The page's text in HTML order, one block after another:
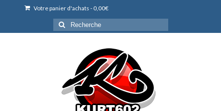
Votre panier d'achats - 0,00€
Rechercher
: